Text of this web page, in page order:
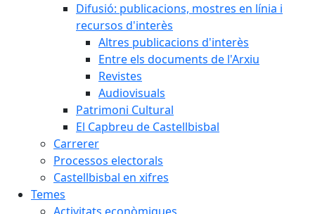
Difusió: publicacions, mostres en línia i
recursos d'interès
Altres publicacions d'interès
Entre els documents de l'Arxiu
Revistes
Audiovisuals
Patrimoni Cultural
El Capbreu de Castellbisbal
Carrerer
Processos electorals
Castellbisbal en xifres
Temes